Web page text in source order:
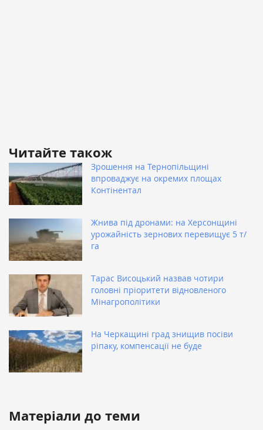
Читайте також
Зрошення на Тернопільщині
впроваджує на окремих площах
Контінентал
Жнива під дронами: на Херсонщині
урожайність зернових перевищує 5 т/
га
Тарас Висоцький назвав чотири
головні пріоритети відновленого
Мінагрополітики
На Черкащині град знищив посіви
ріпаку, компенсації не буде
Матеріали до теми